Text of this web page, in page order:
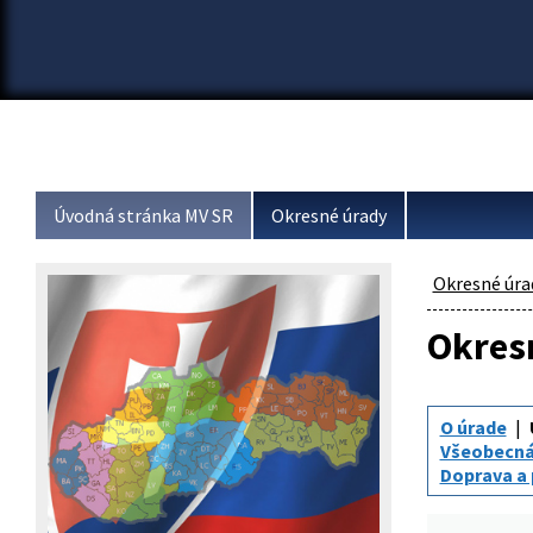
Úvodná stránka MV SR Okresné úrady
Okresné
O úrade
Doprava